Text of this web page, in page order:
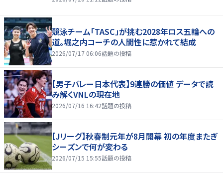
競泳チーム「TASC」が挑む2028年ロス五輪への
道。堀之内コーチの人間性に惹かれて結成
2026/07/17 06:06話題の投稿
【男子バレー日本代表】9連勝の価値 データで読
み解くVNLの現在地
2026/07/16 16:42話題の投稿
【Jリーグ】秋春制元年が8月開幕 初の年度またぎ
シーズンで何が変わる
2026/07/15 15:55話題の投稿